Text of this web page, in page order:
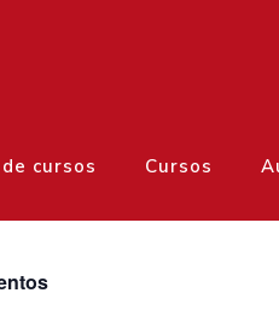
cursos Cursos